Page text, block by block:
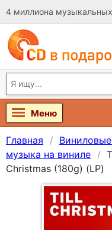
4 миллиона
Меню
Главная
музыка на виниле
Christmas (180g) (LP)